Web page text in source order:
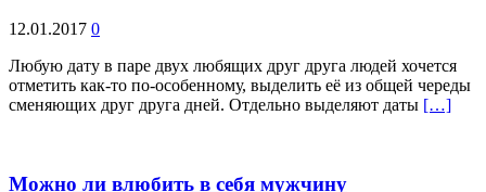
12.01.2017 0
Любую дату в паре двух любящих друг друга людей хочется
отметить как-то по-особенному, выделить её из общей череды
сменяющих друг друга дней. Отдельно выделяют даты […]
Можно ли влюбить в себя мужчину